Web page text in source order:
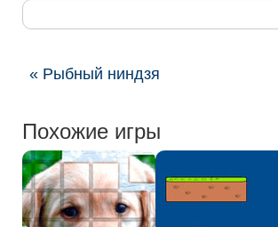
« Рыбный ниндзя
Похожие игры